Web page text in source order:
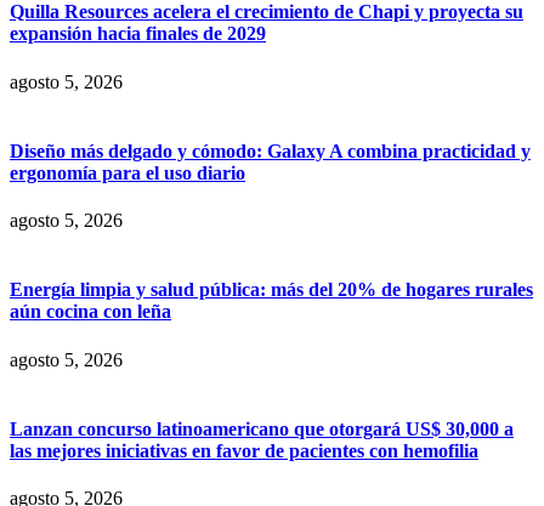
Quilla Resources acelera el crecimiento de Chapi y proyecta su
expansión hacia finales de 2029
agosto 5, 2026
Diseño más delgado y cómodo: Galaxy A combina practicidad y
ergonomía para el uso diario
agosto 5, 2026
Energía limpia y salud pública: más del 20% de hogares rurales
aún cocina con leña
agosto 5, 2026
Lanzan concurso latinoamericano que otorgará US$ 30,000 a
las mejores iniciativas en favor de pacientes con hemofilia
agosto 5, 2026